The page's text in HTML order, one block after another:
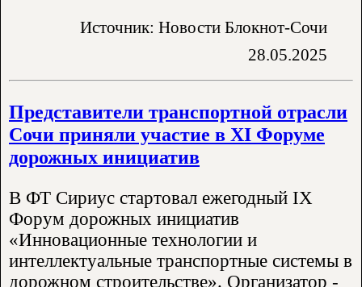
Источник: Новости Блокнот-Сочи
28.05.2025
Представители транспортной отрасли
Сочи приняли участие в XI Форуме
дорожных инициатив
В ФТ Сириус стартовал ежегодный IX
Форум дорожных инициатив
«Инновационные технологии и
интеллектуальные транспортные системы в
дорожном строительстве». Организатор -